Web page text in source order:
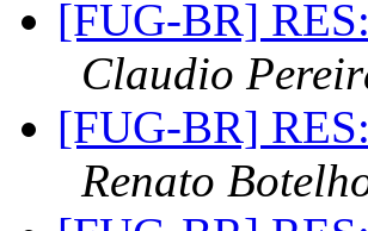
[FUG-BR]
Claudio
[FUG-BR]
Renato